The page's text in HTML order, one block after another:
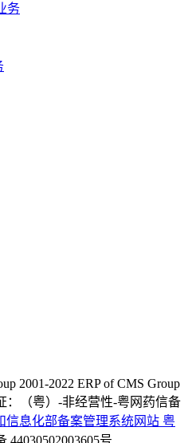
务
2001-2022 ERP of CMS Group
：（粤）-非经营性-粤网药信备
信息化部备案管理系统网站 粤
44030502003605号